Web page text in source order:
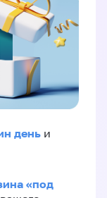
день и
«под